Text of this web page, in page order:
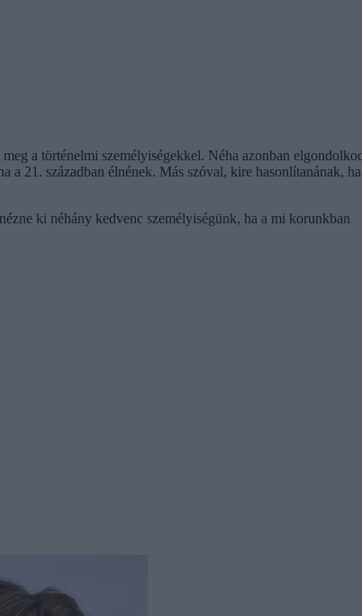
a történelmi személyiségekkel. Néha azonban
a 21. században élnének. Más szóval, kire hasonlítanának, ha
ki néhány kedvenc személyiségünk, ha a mi korunkban